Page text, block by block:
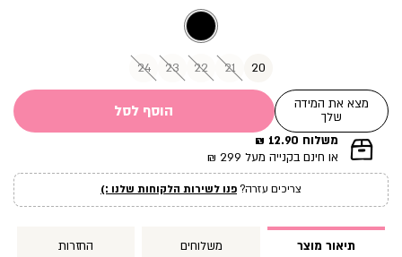
20
21
22
23
24
מצא את המידה
שלך
הוסף לסל
|
תומך
עמוד
מוצר
משלוח 12.90 ₪
או חינם בקנייה מעל 299 ₪
צריכים עזרה?פנו לשירות הלקוחות שלנו :)
תיאור מוצר משלוחים החזרות